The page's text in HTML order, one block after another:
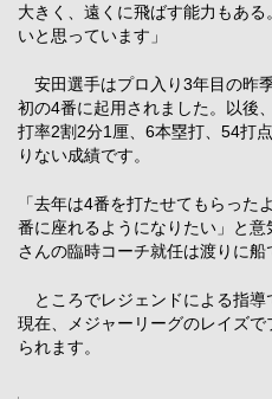
大きく、遠くに飛ばす能力もあ
いと思っています」
安田選手はプロ入り3年目の昨
初の4番に起用されました。以後
打率2割2分1厘、6本塁打、54打
りない成績です。
「去年は4番を打たせてもらっ
番に座れるようになりたい」と
さんの臨時コーチ就任は渡りに船
ところでレジェンドによる指導
現在、メジャーリーグのレイズ
られます。